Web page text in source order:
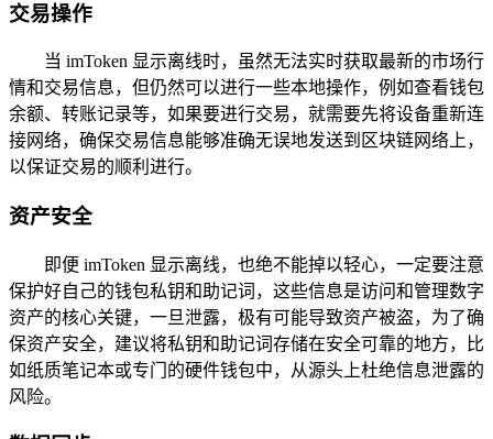
交易操作
当 imToken 显示离线时，虽然无法实时获取最新的市场行
情和交易信息，但仍然可以进行一些本地操作，例如查看钱包
余额、转账记录等，如果要进行交易，就需要先将设备重新连
接网络，确保交易信息能够准确无误地发送到区块链网络上，
以保证交易的顺利进行。
资产安全
即便 imToken 显示离线，也绝不能掉以轻心，一定要注意
保护好自己的钱包私钥和助记词，这些信息是访问和管理数字
资产的核心关键，一旦泄露，极有可能导致资产被盗，为了确
保资产安全，建议将私钥和助记词存储在安全可靠的地方，比
如纸质笔记本或专门的硬件钱包中，从源头上杜绝信息泄露的
风险。